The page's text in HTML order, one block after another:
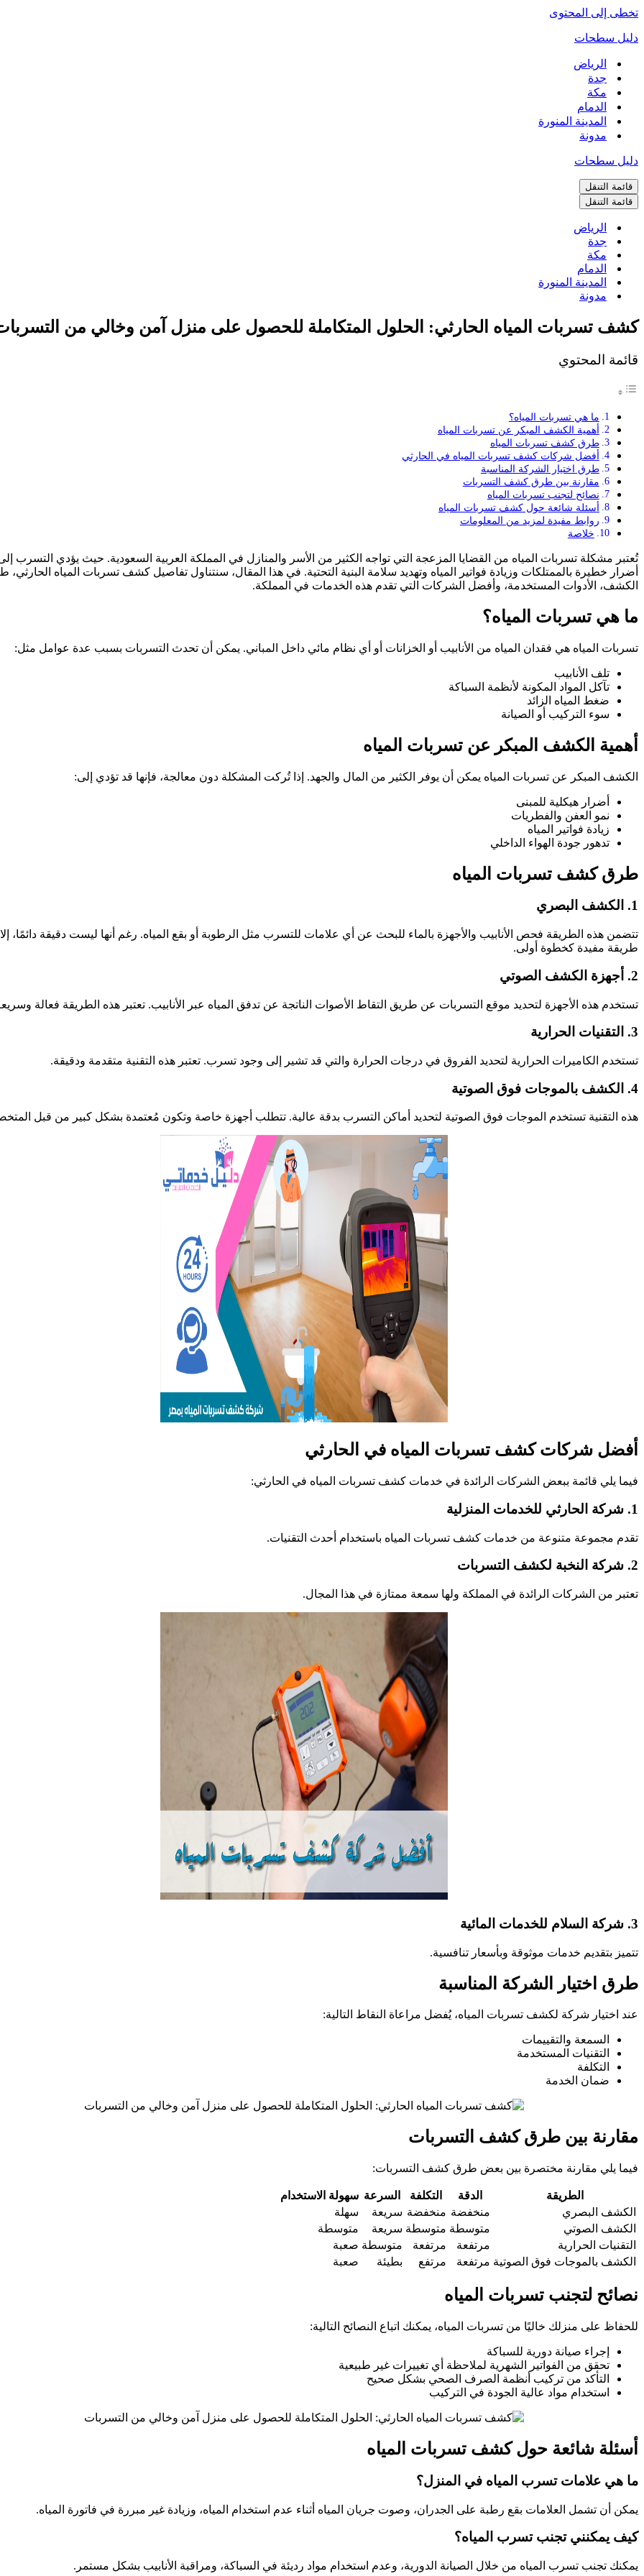
تخطى إلى المحتوى
دليل سطحات
الرياض
جدة
مكة
الدمام
المدينة المنورة
مدونة
دليل سطحات
قائمة التنقل
قائمة التنقل
الرياض
جدة
مكة
الدمام
المدينة المنورة
مدونة
كشف تسربات المياه الحارثي: الحلول المتكاملة للحصول على منزل آمن وخالي من
قائمة المحتوي
ما هي تسربات المياه؟
أهمية الكشف المبكر عن تسربات المياه
طرق كشف تسربات المياه
أفضل شركات كشف تسربات المياه في الحارثي
طرق اختيار الشركة المناسبة
مقارنة بين طرق كشف التسربات
نصائح لتجنب تسربات المياه
أسئلة شائعة حول كشف تسربات المياه
روابط مفيدة لمزيد من المعلومات
خلاصة
تُعتبر مشكلة تسربات المياه من القضايا المزعجة التي تواجه الكثير من الأسر والمنازل في المملكة العربية السعودية. حيث يؤدي التسرب
أضرار خطيرة بالممتلكات وزيادة فواتير المياه وتهديد سلامة البنية التحتية. في هذا المقال، سنتناول تفاصيل كشف تسربات المياه الحارثي،
الكشف، الأدوات المستخدمة، وأفضل الشركات التي تقدم هذه الخدمات في المملكة.
ما هي تسربات المياه؟
تسربات المياه هي فقدان المياه من الأنابيب أو الخزانات أو أي نظام مائي داخل المباني. يمكن أن تحدث التسربات بسبب عدة عوامل مثل:
تلف الأنابيب
تآكل المواد المكونة لأنظمة السباكة
ضغط المياه الزائد
سوء التركيب أو الصيانة
أهمية الكشف المبكر عن تسربات المياه
الكشف المبكر عن تسربات المياه يمكن أن يوفر الكثير من المال والجهد. إذا تُركت المشكلة دون معالجة، فإنها قد تؤدي إلى:
أضرار هيكلية للمبنى
نمو العفن والفطريات
زيادة فواتير المياه
تدهور جودة الهواء الداخلي
طرق كشف تسربات المياه
1. الكشف البصري
تتضمن هذه الطريقة فحص الأنابيب والأجهزة بالماء للبحث عن أي علامات للتسرب مثل الرطوبة أو بقع المياه. رغم أنها ليست دقيقة دائمًا، إلا
طريقة مفيدة كخطوة أولى.
2. أجهزة الكشف الصوتي
تستخدم هذه الأجهزة لتحديد موقع التسربات عن طريق التقاط الأصوات الناتجة عن تدفق المياه عبر الأنابيب. تعتبر هذه الطريقة فعالة
3. التقنيات الحرارية
تستخدم الكاميرات الحرارية لتحديد الفروق في درجات الحرارة والتي قد تشير إلى وجود تسرب. تعتبر هذه التقنية متقدمة ودقيقة.
4. الكشف بالموجات فوق الصوتية
هذه التقنية تستخدم الموجات فوق الصوتية لتحديد أماكن التسرب بدقة عالية. تتطلب أجهزة خاصة وتكون مُعتمدة بشكل كبير من قبل
أفضل شركات كشف تسربات المياه في الحارثي
فيما يلي قائمة ببعض الشركات الرائدة في خدمات كشف تسربات المياه في الحارثي:
1. شركة الحارثي للخدمات المنزلية
تقدم مجموعة متنوعة من خدمات كشف تسربات المياه باستخدام أحدث التقنيات.
2. شركة النخبة لكشف التسربات
تعتبر من الشركات الرائدة في المملكة ولها سمعة ممتازة في هذا المجال.
3. شركة السلام للخدمات المائية
تتميز بتقديم خدمات موثوقة وبأسعار تنافسية.
طرق اختيار الشركة المناسبة
عند اختيار شركة لكشف تسربات المياه، يُفضل مراعاة النقاط التالية:
السمعة والتقييمات
التقنيات المستخدمة
التكلفة
ضمان الخدمة
مقارنة بين طرق كشف التسربات
فيما يلي مقارنة مختصرة بين بعض طرق كشف التسربات:
الطريقة الدقة التكلفة السرعة سهولة الاستخدام
الكشف البصري
منخفضة منخفضة سريعة
سهلة
الكشف الصوتي
متوسطة متوسطة سريعة
متوسطة
التقنيات الحرارية
مرتفعة مرتفعة متوسطة صعبة
الكشف بالموجات فوق الصوتية مرتفعة مرتفع بطيئة صعبة
نصائح لتجنب تسربات المياه
للحفاظ على منزلك خاليًا من تسربات المياه، يمكنك اتباع النصائح التالية:
إجراء صيانة دورية للسباكة
تحقق من الفواتير الشهرية لملاحظة أي تغييرات غير طبيعية
التأكد من تركيب أنظمة الصرف الصحي بشكل صحيح
استخدام مواد عالية الجودة في التركيب
أسئلة شائعة حول كشف تسربات المياه
ما هي علامات تسرب المياه في المنزل؟
يمكن أن تشمل العلامات بقع رطبة على الجدران، وصوت جريان المياه أثناء عدم استخدام المياه، وزيادة غير مبررة في فاتورة المياه.
كيف يمكنني تجنب تسرب المياه؟
يمكنك تجنب تسرب المياه من خلال الصيانة الدورية، وعدم استخدام مواد رديئة في السباكة، ومراقبة الأنابيب بشكل مستمر.